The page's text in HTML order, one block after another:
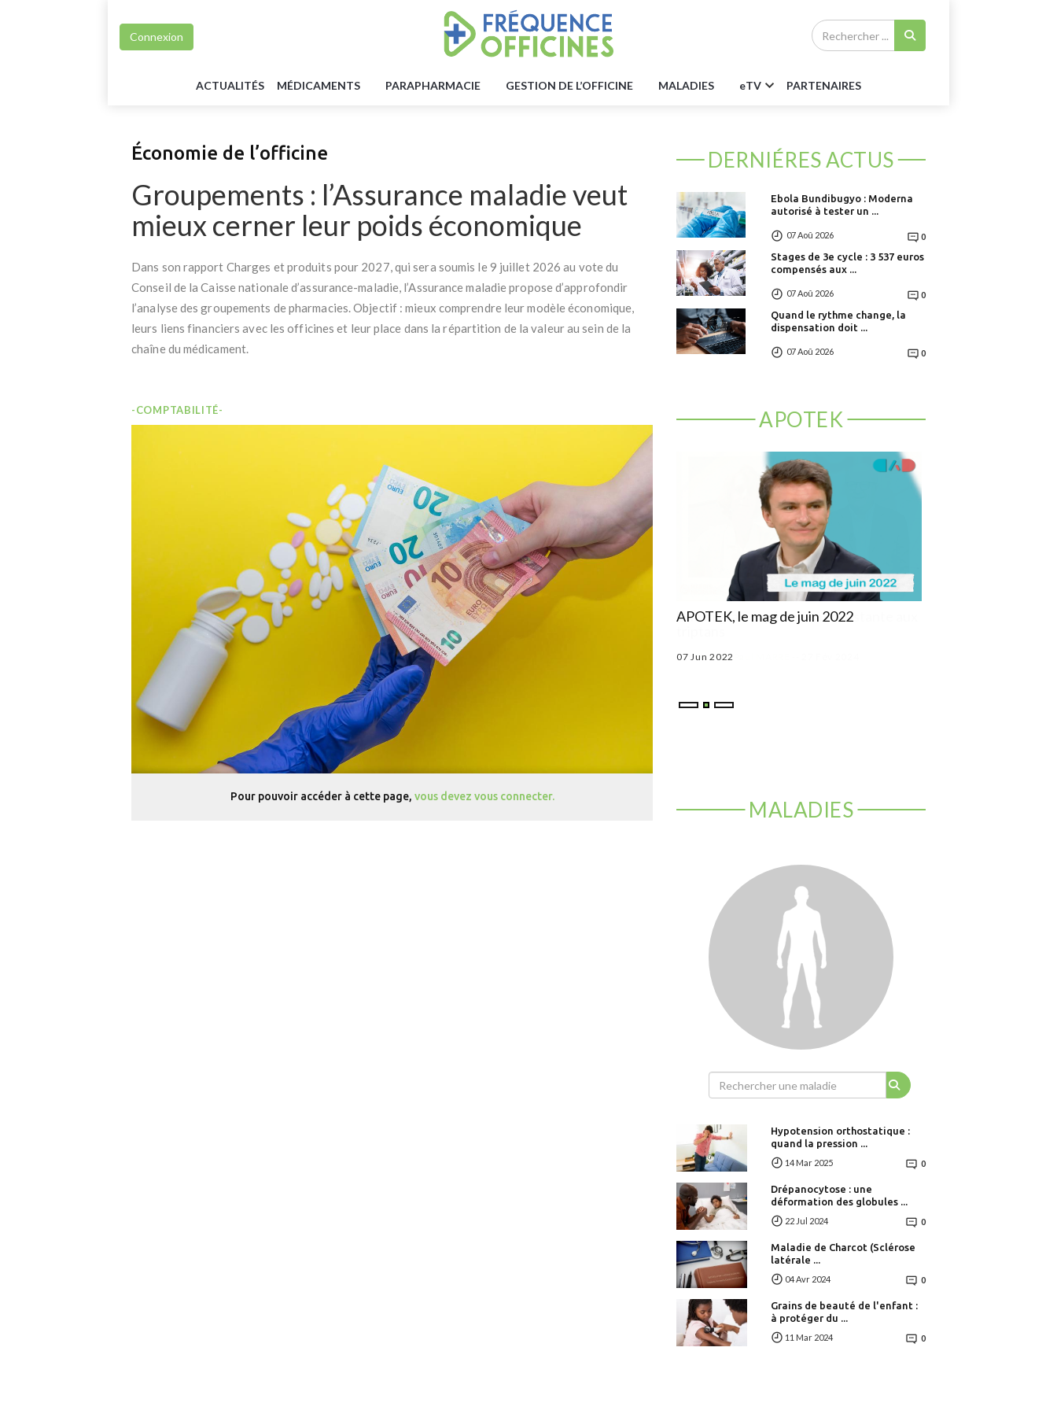
Connexion
ACTUALITÉS MÉDICAMENTS PARAPHARMACIE GESTION DE L’OFFICINE MALADIES eTV PARTENAIRES
Économie de l’officine
Groupements : l’Assurance maladie veut
mieux cerner leur poids économique
Dans son rapport Charges et produits pour 2027, qui sera soumis le 9 juillet 2026 au vote du
Conseil de la Caisse nationale d’assurance-maladie, l’Assurance maladie propose d’approfondir
l’analyse des groupements de pharmacies. Objectif : mieux comprendre leur modèle économique,
leurs liens financiers avec les officines et leur place dans la répartition de la valeur au sein de la
chaîne du médicament.
-COMPTABILITÉ-
Pour pouvoir accéder à cette page, vous devez vous connecter.
DERNIÉRES ACTUS
Ebola Bundibugyo : Moderna
autorisé à tester un ...
07 Aoû 2026 0
Stages de 3e cycle : 3 537 euros
compensés aux ...
07 Aoû 2026 0
Quand le rythme change, la
dispensation doit ...
07 Aoû 2026 0
APOTEK
Une migraine qui devient résistante aux
triptans
ParDr Jean-Paul MARRE
APOTEK, le mag de juin 2022
07 Jun 2022
MALADIES
Hypotension orthostatique :
quand la pression ...
14 Mar 2025 0
Drépanocytose : une
déformation des globules ...
22 Jul 2024 0
Maladie de Charcot (Sclérose
latérale ...
04 Avr 2024 0
Grains de beauté de l'enfant :
à protéger du ...
11 Mar 2024 0